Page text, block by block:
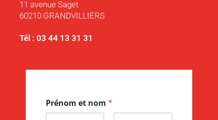
11 avenue Saget
60210 GRANDVILLIERS
Tél : 03 44 13 31 31
Prénom et nom *